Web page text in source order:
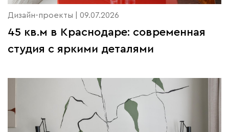
Дизайн-проекты | 09.07.2026
45 кв.м в Краснодаре: современная
студия с яркими деталями